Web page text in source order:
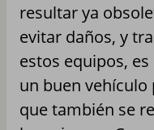
resultar ya
evitar daños, y
estos equipos,
un buen
que también se